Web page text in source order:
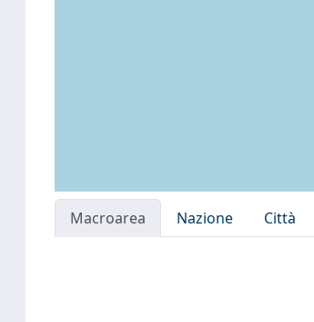
Macroarea Nazione Città